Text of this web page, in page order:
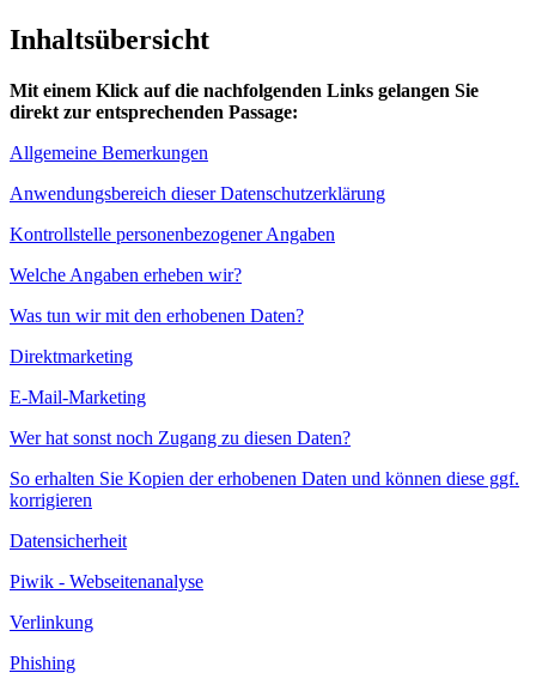
Inhaltsübersicht
Mit einem Klick auf die nachfolgenden Links gelangen Sie
direkt zur entsprechenden Passage:
Allgemeine Bemerkungen
Anwendungsbereich dieser Datenschutzerklärung
Kontrollstelle personenbezogener Angaben
Welche Angaben erheben wir?
Was tun wir mit den erhobenen Daten?
Direktmarketing
E-Mail-Marketing
Wer hat sonst noch Zugang zu diesen Daten?
So erhalten Sie Kopien der erhobenen Daten und können diese ggf.
korrigieren
Datensicherheit
Piwik - Webseitenanalyse
Verlinkung
Phishing